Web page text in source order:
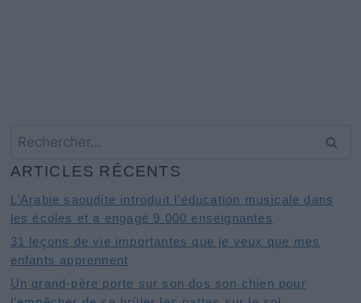
ARTICLES RÉCENTS
L’Arabie saoudite introduit l’éducation musicale dans
les écoles et a engagé 9 000 enseignantes
31 leçons de vie importantes que je veux que mes
enfants apprennent
Un grand-père porte sur son dos son chien pour